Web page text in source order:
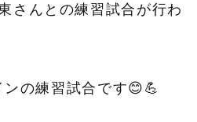
さんとの練習試合が行わ
の練習試合です😊💪